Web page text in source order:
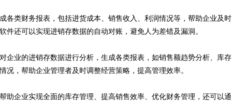
各类财务报表，包括进货成本、销售收入、利润情况等，帮助企业及时
还可以实现进销存数据的自动对账，避免人为差错及漏洞。
企业的进销存数据进行分析，生成各类报表，如销售额趋势分析、库存
，帮助企业管理者及时调整经营策略，提高管理效率。
助企业实现全面的库存管理、提高销售效率、优化财务管理，还可以通